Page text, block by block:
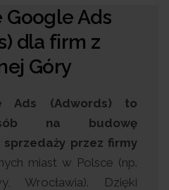
Google Ads
dla firm z
Góry
Ads (Adwords) to
na budowę
przez firmy
miast w Polsce (np.
Wrocławia). Dzięki